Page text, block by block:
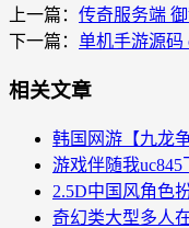
上一篇： 传奇服务端
下一篇： 单机手游源码
相关文章
韩国网游【九龙
游戏伴随我
2.5D中国风角色
奇幻类大型多人